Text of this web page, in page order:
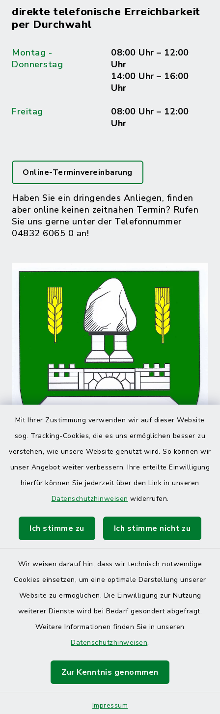
Mit Ihrer Zustimmung verwenden wir auf dieser Website
sog. Tracking-Cookies, die es uns ermöglichen besser zu
verstehen, wie unsere Website genutzt wird. So können wir
unser Angebot weiter verbessern. Ihre erteilte Einwilligung
hierfür können Sie jederzeit über den Link in unseren
Datenschutzhinweisen widerrufen.
Ich stimme zu Ich stimme nicht zu
Wir weisen darauf hin, dass wir technisch notwendige
Cookies einsetzen, um eine optimale Darstellung unserer
Website zu ermöglichen. Die Einwilligung zur Nutzung
weiterer Dienste wird bei Bedarf gesondert abgefragt.
Weitere Informationen finden Sie in unseren
Datenschutzhinweisen.
Zur Kenntnis genommen
Impressum
direkte telefonische Erreichbarkeit
per Durchwahl
Montag -
Donnerstag
08:00 Uhr – 12:00
Uhr
14:00 Uhr – 16:00
Uhr
Freitag
08:00 Uhr – 12:00
Uhr
Online-Terminvereinbarung
Haben Sie ein dringendes Anliegen, finden
aber online keinen zeitnahen Termin? Rufen
Sie uns gerne unter der Telefonnummer
04832 6065 0 an!
Kontakt
Datenschutz
Impressum
Sitemap
Cookie-Einstellungen